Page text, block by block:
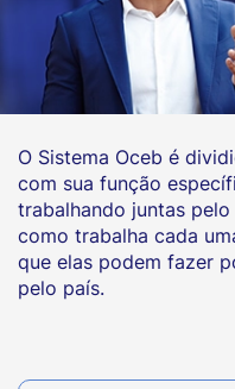
O Sistema Oceb é
com sua função
trabalhando juntas
como trabalha cada
que elas podem fazer
pelo país.